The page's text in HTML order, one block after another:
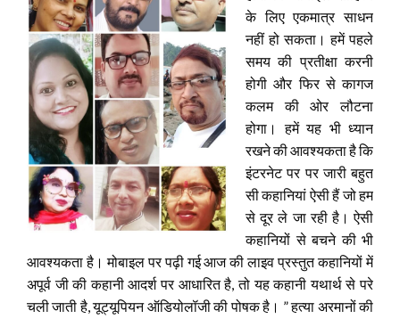
के लिए एकमात्र साधन
नहीं हो सकता। हमें पहले
समय की प्रतीक्षा करनी
होगी और फिर से कागज
कलम की ओर लौटना
होगा। हमें यह भी ध्यान
रखने की आवश्यकता है कि
इंटरनेट पर पर जारी बहुत
सी कहानियां ऐसी हैं जो हम
से दूर ले जा रही है। ऐसी
कहानियों से बचने की भी
आवश्यकता है। मोबाइल पर पढ़ी गई आज की लाइव प्रस्तुत कहानियों में
अपूर्व जी की कहानी आदर्श पर आधारित है, तो यह कहानी यथार्थ से परे
चली जाती है, यूट्यूपियन ऑडियोलॉजी की पोषक है। ” हत्या अरमानों की